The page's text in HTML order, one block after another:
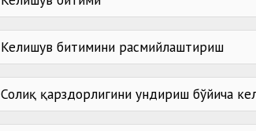
Келишув битимини расмийлаштириш
Солиқ қарздорлигини ундириш бўйича